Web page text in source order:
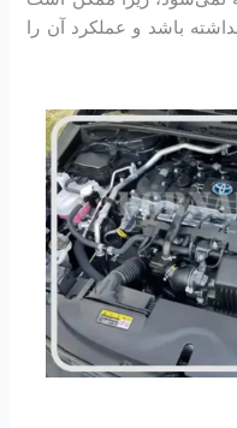
باشد و عملکرد آن را